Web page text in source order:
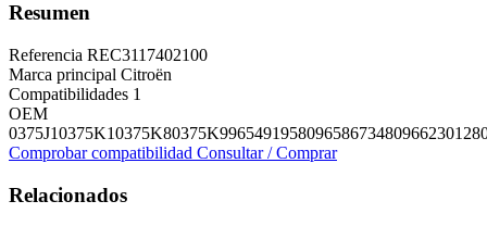
Resumen
Referencia REC3117402100
Marca principal Citroën
Compatibilidades 1
OEM
0375J10375K10375K80375K996549195809658673480
Comprobar compatibilidad Consultar / Comprar
Relacionados